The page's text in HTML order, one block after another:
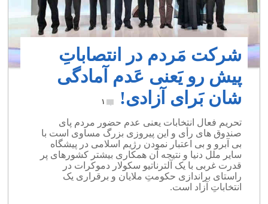
شرکت مَردم در انتصاباتِ
پیش رو یَعنی عَدم آمادگی
شان بَرای آزادی!
۱
تحریم فعال انتخابات یعنی عدم حضور مردم پای
صندوق های رأی و این پیروزی بزرگ مساوی است با
بی آبرو و بی اعتبار نمودن رژیم اسلامی در پیشگاه
سایر ملل دنیا و نتیجه آن همکاری بیشتر کشورهای پر
قدرت غربی با یک آلترناتیو سکولار دموکرات در
راستای براندازی حکومتِ ملایان و برقراری یک
انتخاباتِ آزاد است.